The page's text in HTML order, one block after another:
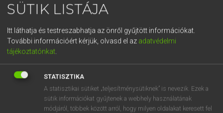
KERESÉS
Európai uniós terminológiai szótár
SÜTIK LISTÁJA
Itt láthatja és testreszabhatja az önről gyűjtött információkat.
További információért kérjük, olvasd el az adatvédelmi
tájékoztatónkat.
STATISZTIKA
A statisztikai sütiket „teljesítménysütiknek” is nevezik. Ezek a
sütik információkat gyűjtenek a webhely használatának
módjáról, többek között arról, hogy milyen oldalakat keresett fel
GR
t z u i o p
g h j k l é á ű Ω
n m , . AltGr